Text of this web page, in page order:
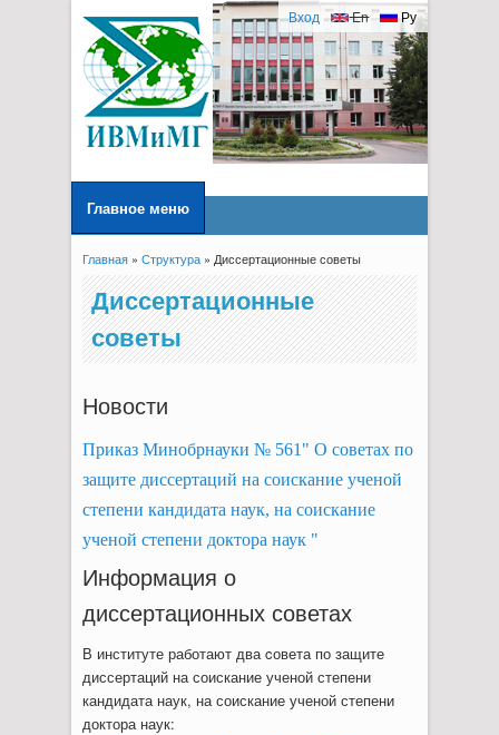
Ру
En
Вход
Главное меню
Вы здесь
Главная» Структура» Диссертационные советы
Диссертационные
советы
Новости
Приказ Минобрнауки № 561" О советах по
защите диссертаций на соискание ученой
степени кандидата наук, на соискание
ученой степени доктора наук "
Информация о
диссертационных советах
В институте работают два cовета по защите
диссертаций на соискание ученой степени
кандидата наук, на соискание ученой степени
доктора наук: